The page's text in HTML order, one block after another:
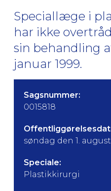
Speciallæge i
har ikke
sin behandling
januar 1999.
Sagsnummer:
0015818
søndag den 1.
Speciale:
Plastikkirurgi